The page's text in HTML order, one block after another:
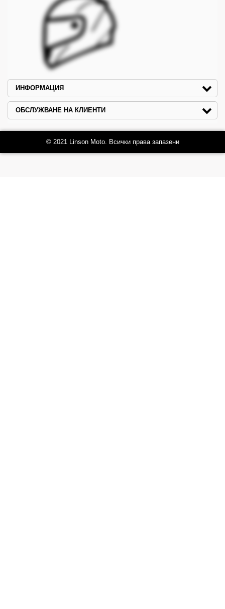
ИНФОРМАЦИЯ
ОБСЛУЖВАНЕ НА КЛИЕНТИ
© 2021 Linson Moto. Всички права запазени